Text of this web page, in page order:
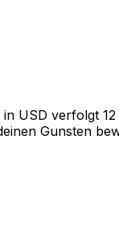
USD verfolgt
Gunsten